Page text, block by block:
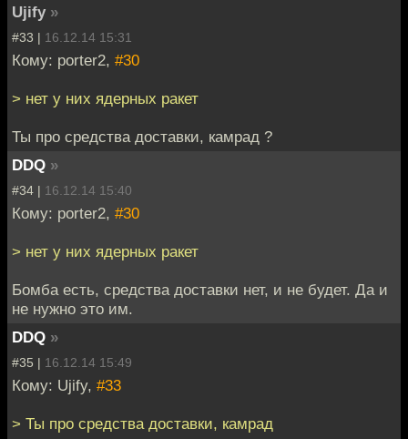
Ujify »
#33 | 16.12.14 15:31
Кому: porter2, #30
> нет у них ядерных ракет
Ты про средства доставки, камрад ?
DDQ »
#34 | 16.12.14 15:40
Кому: porter2, #30
> нет у них ядерных ракет
Бомба есть, средства доставки нет, и не будет. Да и
не нужно это им.
DDQ »
#35 | 16.12.14 15:49
Кому: Ujify, #33
> Ты про средства доставки, камрад